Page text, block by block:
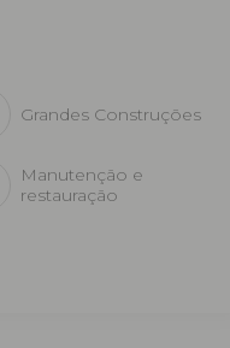
Grandes Construções
Manutenção e
restauração